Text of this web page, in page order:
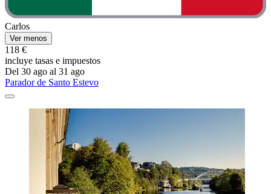
Carlos
Ver menos
118 €
incluye tasas e impuestos
Del 30 ago al 31 ago
Parador de Santo Estevo